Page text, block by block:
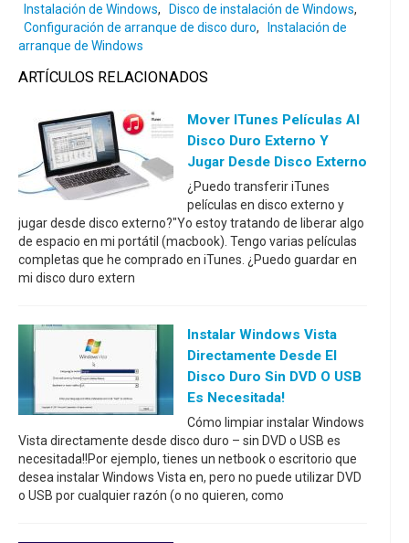
Instalación de Windows, Disco de instalación de Windows,
Configuración de arranque de disco duro,
Instalación de
arranque de Windows
ARTÍCULOS RELACIONADOS
Mover ITunes Películas Al
Disco Duro Externo Y
Jugar Desde Disco Externo
¿Puedo transferir iTunes
películas en disco externo y
jugar desde disco externo?"Yo estoy tratando de liberar algo
de espacio en mi portátil (macbook). Tengo varias películas
completas que he comprado en iTunes. ¿Puedo guardar en
mi disco duro extern
Instalar Windows Vista
Directamente Desde El
Disco Duro Sin DVD O USB
Es Necesitada!
Cómo limpiar instalar Windows
Vista directamente desde disco duro – sin DVD o USB es
necesitada!!Por ejemplo, tienes un netbook o escritorio que
desea instalar Windows Vista en, pero no puede utilizar DVD
o USB por cualquier razón (o no quieren, como